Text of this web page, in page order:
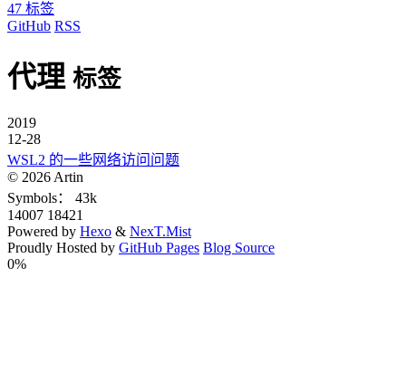
47 标签
GitHub RSS
代理 标签
2019
12-28
WSL2 的一些网络访问问题
© 2026 Artin
Symbols：
43k
14007 18421
Powered by Hexo & NexT.Mist
Proudly Hosted by GitHub Pages Blog Source
0%